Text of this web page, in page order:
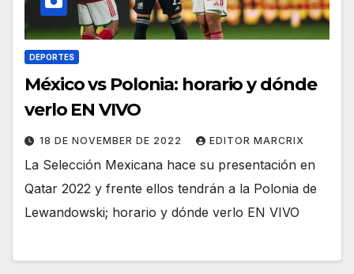
DEPORTES
México vs Polonia: horario y dónde
verlo EN VIVO
18 DE NOVEMBER DE 2022 EDITOR MARCRIX
La Selección Mexicana hace su presentación en
Qatar 2022 y frente ellos tendrán a la Polonia de
Lewandowski; horario y dónde verlo EN VIVO